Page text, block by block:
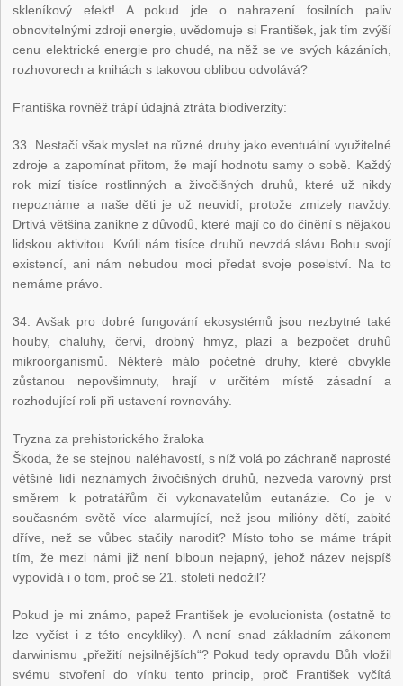
skleníkový efekt! A pokud jde o nahrazení fosilních paliv
obnovitelnými zdroji energie, uvědomuje si František, jak tím zvýší
cenu elektrické energie pro chudé, na něž se ve svých kázáních,
rozhovorech a knihách s takovou oblibou odvolává?
Františka rovněž trápí údajná ztráta biodiverzity:
33. Nestačí však myslet na různé druhy jako eventuální využitelné
zdroje a zapomínat přitom, že mají hodnotu samy o sobě. Každý
rok mizí tisíce rostlinných a živočišných druhů, které už nikdy
nepoznáme a naše děti je už neuvidí, protože zmizely navždy.
Drtivá většina zanikne z důvodů, které mají co do činění s nějakou
lidskou aktivitou. Kvůli nám tisíce druhů nevzdá slávu Bohu svojí
existencí, ani nám nebudou moci předat svoje poselství. Na to
nemáme právo.
34. Avšak pro dobré fungování ekosystémů jsou nezbytné také
houby, chaluhy, červi, drobný hmyz, plazi a bezpočet druhů
mikroorganismů. Některé málo početné druhy, které obvykle
zůstanou nepovšimnuty, hrají v určitém místě zásadní a
rozhodující roli při ustavení rovnováhy.
Tryzna za prehistorického žraloka
Škoda, že se stejnou naléhavostí, s níž volá po záchraně naprosté
většině lidí neznámých živočišných druhů, nezvedá varovný prst
směrem k potratářům či vykonavatelům eutanázie. Co je v
současném světě více alarmující, než jsou milióny dětí, zabité
dříve, než se vůbec stačily narodit? Místo toho se máme trápit
tím, že mezi námi již není blboun nejapný, jehož název nejspíš
vypovídá i o tom, proč se 21. století nedožil?
Pokud je mi známo, papež František je evolucionista (ostatně to
lze vyčíst i z této encykliky). A není snad základním zákonem
darwinismu „přežití nejsilnějších“? Pokud tedy opravdu Bůh vložil
svému stvoření do vínku tento princip, proč František vyčítá